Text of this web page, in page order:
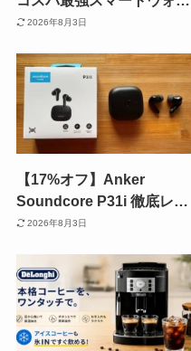
チ！Smart Band 10＆
眠管理に！《Amazonタイ
ムセール》
2026年8月3日
【17%オフ】Anker
Soundcore P31i 徹底レビ
ュー | ノイキャン・バッテ
が安価モデルとは思えぬ高
性能《Amazonセール》
2026年8月3日